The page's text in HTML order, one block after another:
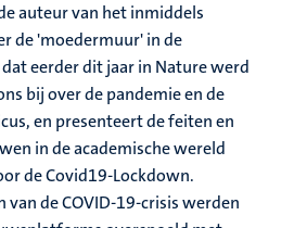
auteur van het inmiddels
de 'moedermuur' in de
eerder dit jaar in Nature werd
bij over de pandemie en de
en presenteert de feiten en
in de academische wereld
de Covid19-Lockdown.
van de COVID-19-crisis werden